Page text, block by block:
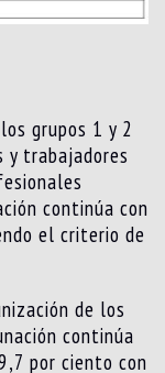
grupos 1 y 2
y trabajadores
continúa con
el criterio de
de los
continúa
por ciento con